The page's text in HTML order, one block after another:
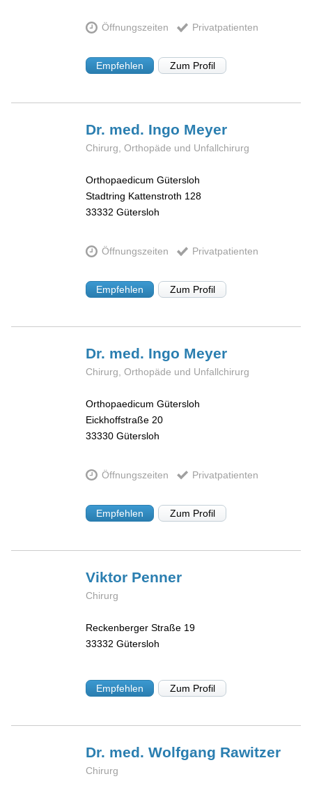
Öffnungszeiten Privatpatienten
Empfehlen Zum Profil
Dr. med. Ingo Meyer
Chirurg, Orthopäde und Unfallchirurg
Orthopaedicum Gütersloh
Stadtring Kattenstroth 128
33332 Gütersloh
Öffnungszeiten Privatpatienten
Empfehlen Zum Profil
Dr. med. Ingo Meyer
Chirurg, Orthopäde und Unfallchirurg
Orthopaedicum Gütersloh
Eickhoffstraße 20
33330 Gütersloh
Öffnungszeiten Privatpatienten
Empfehlen Zum Profil
Viktor Penner
Chirurg
Reckenberger Straße 19
33332 Gütersloh
Empfehlen Zum Profil
Dr. med. Wolfgang Rawitzer
Chirurg